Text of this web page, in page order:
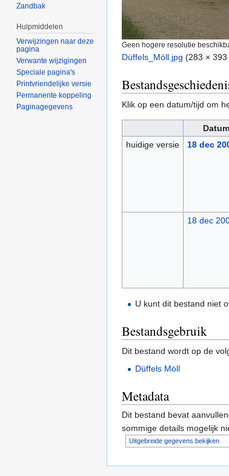
Geen hogere resolutie
Düffels_Möll.jpg (283 ×
Klik op een datum/tijd om
huidige versie
18 dec
18 dec
U kunt dit bestand niet
Bestandsgebruik
Dit bestand wordt op de
Düffels Möll
Metadata
Dit bestand bevat
sommige details mogelijk
Uitgebreide gegevens bekijken
Zandbak
Hulpmiddelen
Verwijzingen naar deze
pagina
Verwante wijzigingen
Speciale pagina's
Printvriendelijke versie
Permanente koppeling
Paginagegevens